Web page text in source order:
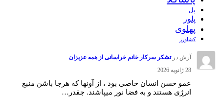
پل
پلور
پهلوی
کشاورز
آرش درتشکر سرکار خانم خراسانی از همه عزیزان
28 ژانویه 2026
عمو حسن انسان خاصی بود ، از آونها که هرجا باشن منبع
انرژِی هستند و به فضا نور میپاشند. چقدر…